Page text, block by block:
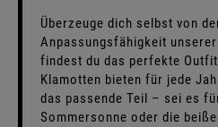
Überzeuge dich selbst von
Anpassungsfähigkeit
findest du das perfekte
Klamotten bieten für jede
das passende Teil – sei es
Sommersonne oder die